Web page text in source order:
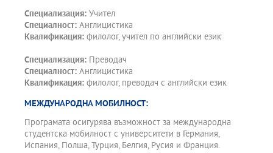
Специализация: Учител
Специалност: Англицистика
Квалификация: филолог, учител по английски език
Специализация: Преводач
Специалност: Англицистика
Квалификация: филолог, преводач с английски език
МЕЖДУНАРОДНА МОБИЛНОСТ:
Програмата осигурява възможност за международна
студентска мобилност с университети в Германия,
Испания, Полша, Турция, Белгия, Русия и Франция.